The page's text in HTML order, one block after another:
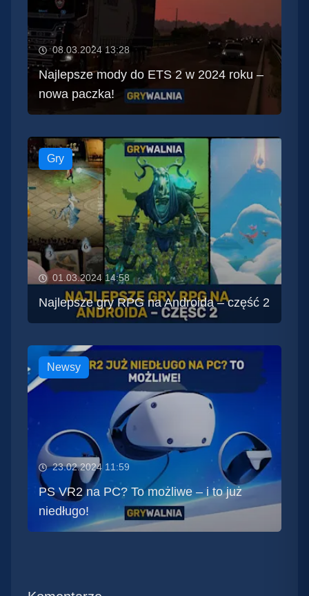
08.03.2024 13:28
Najlepsze mody do ETS 2 w 2024 roku –
nowa paczka!
Gry
01.03.2024 14:58
Najlepsze gry RPG na Androida – część 2
Newsy
23.02.2024 11:59
PS VR2 na PC? To możliwe – i to już
niedługo!